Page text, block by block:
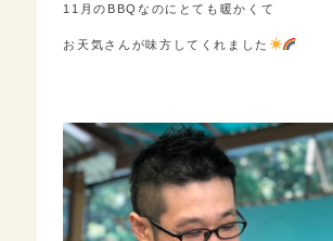
11月のBBQなのにとても暖かくて
お天気さんが味方してくれました